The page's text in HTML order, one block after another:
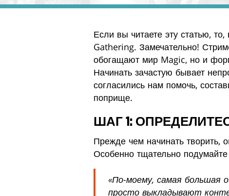
Если вы читаете эту статью,
Gathering. Замечательно!
обогащают мир Magic, но и
Начинать зачастую бывает
согласились нам помочь,
поприще.
ШАГ 1:
Прежде чем начинать
Особенно тщательно
«По-моему, самая большая
просто выкладывают